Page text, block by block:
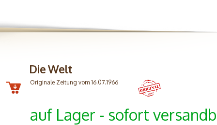
Die Welt
Originale Zeitung vom 16.07.1966
auf Lager - sofort